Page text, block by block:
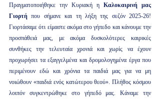
Πραγματοποιήθηκε την Κυριακή η Καλοκαιρινή μας
Γιορτή που σήμανε και τη λήξη της σεζόν 2025-26!
Γιορτάσαμε ότι είμαστε ακόμα στο γήπεδο και κάνουμε την
προσπάθειά μας, με ακόμα δυσκολότερες καιρικές
συνθήκες την τελευταία χρονιά και χωρίς να έχουν
προχωρήσει τα εξαγγελμένα και δρομολογημένα έργα που
περιμένουν εδώ και χρόνια τα παιδιά μας για να μη
νοιώθουν «παιδιά ενός κατώτερου θεού». Πλήθος κόσμου
λοιπόν συγκεντρώθηκε στο γήπεδό μας. Κάναμε την